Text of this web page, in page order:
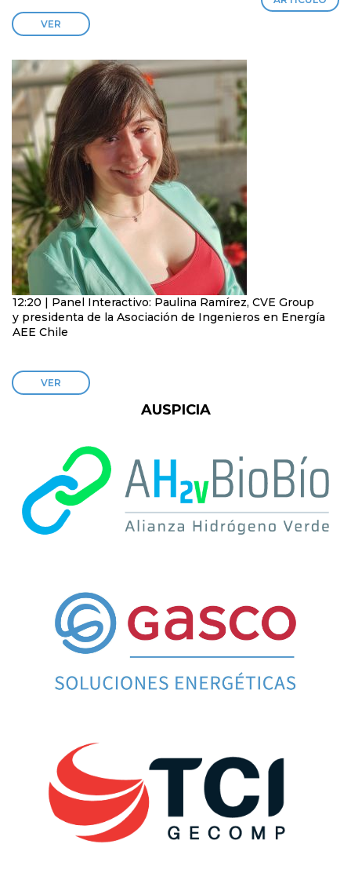
VER
12:20 | Panel Interactivo: Paulina Ramírez, CVE Group
y presidenta de la Asociación de Ingenieros en Energía
AEE Chile
VER
AUSPICIA